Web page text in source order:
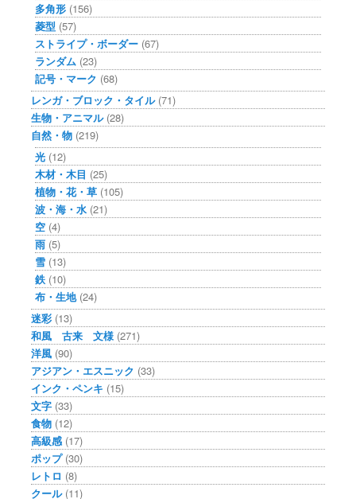
多角形 (156)
菱型 (57)
ストライプ・ボーダー (67)
ランダム (23)
記号・マーク (68)
レンガ・ブロック・タイル(71)
生物・アニマル(28)
自然・物 (219)
光 (12)
木材・木目 (25)
植物・花・草 (105)
波・海・水 (21)
空 (4)
雨 (5)
雪 (13)
鉄 (10)
布・生地(24)
迷彩 (13)
和風 古来 文様 (271)
洋風 (90)
アジアン・エスニック (33)
インク・ペンキ (15)
文字 (33)
食物 (12)
高級感 (17)
ポップ(30)
レトロ (8)
クール(11)